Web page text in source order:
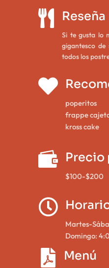
 Reseña
Si te gusta lo
gigantesco de
todos los

poperitos
frappe
kross cake
 Precio
$100-$200

Martes-
Domingo:
 Menú